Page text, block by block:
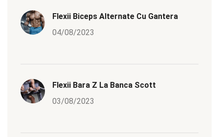
Flexii Biceps Alternate Cu Gantera
04/08/2023
Flexii Bara Z La Banca Scott
03/08/2023